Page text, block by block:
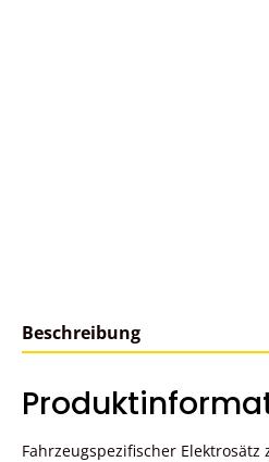
Beschreibung
Fahrzeugspezifischer